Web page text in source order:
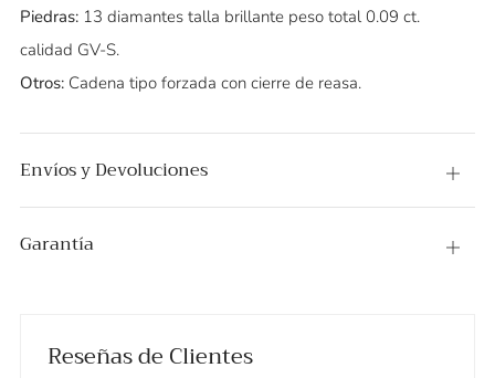
Piedras: 13 diamantes talla brillante peso total 0.09 ct.
calidad GV-S.
Otros: Cadena tipo forzada con cierre de reasa.
Envíos y Devoluciones
Garantía
Reseñas de Clientes